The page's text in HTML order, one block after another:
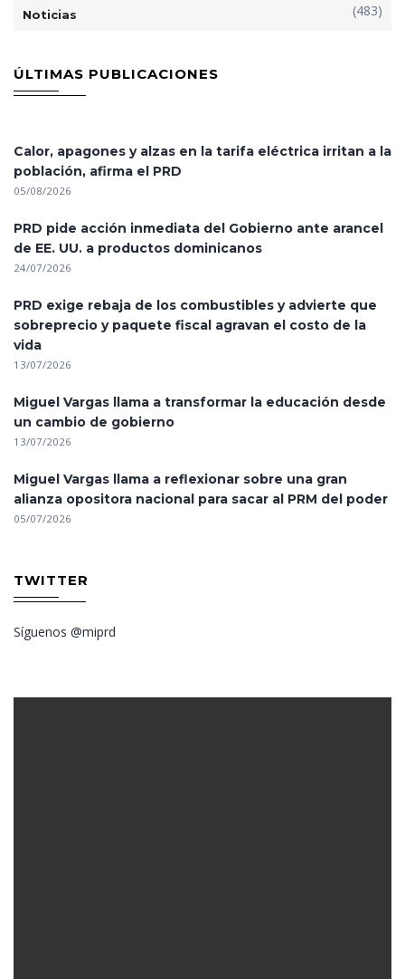
Noticias (483)
ÚLTIMAS PUBLICACIONES
Calor, apagones y alzas en la tarifa eléctrica irritan a la
población, afirma el PRD
05/08/2026
PRD pide acción inmediata del Gobierno ante arancel
de EE. UU. a productos dominicanos
24/07/2026
PRD exige rebaja de los combustibles y advierte que
sobreprecio y paquete fiscal agravan el costo de la
vida
13/07/2026
Miguel Vargas llama a transformar la educación desde
un cambio de gobierno
13/07/2026
Miguel Vargas llama a reflexionar sobre una gran
alianza opositora nacional para sacar al PRM del poder
05/07/2026
TWITTER
Síguenos @miprd